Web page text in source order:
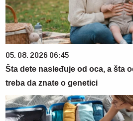
05. 08. 2026 06:45
Šta dete nasleđuje od oca, a šta
treba da znate o genetici